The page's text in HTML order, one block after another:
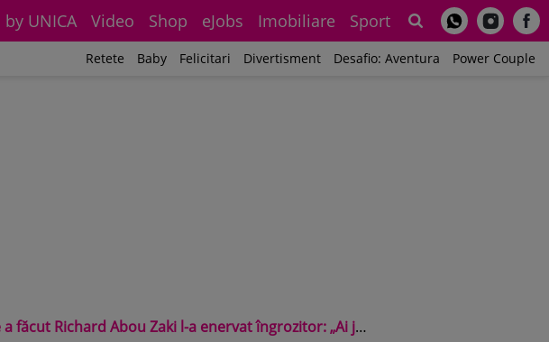
by UNICA Video Shop eJobs Imobiliare Sport
Retete Baby Felicitari Divertisment Desafio: Aventura Power Couple
Abou Zaki l-a enervat îngrozitor: „Ai jucat murdar și azi!”